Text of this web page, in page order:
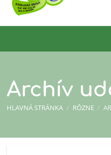
Archív
HLAVNÁ STRÁNKA / RÔZNE /